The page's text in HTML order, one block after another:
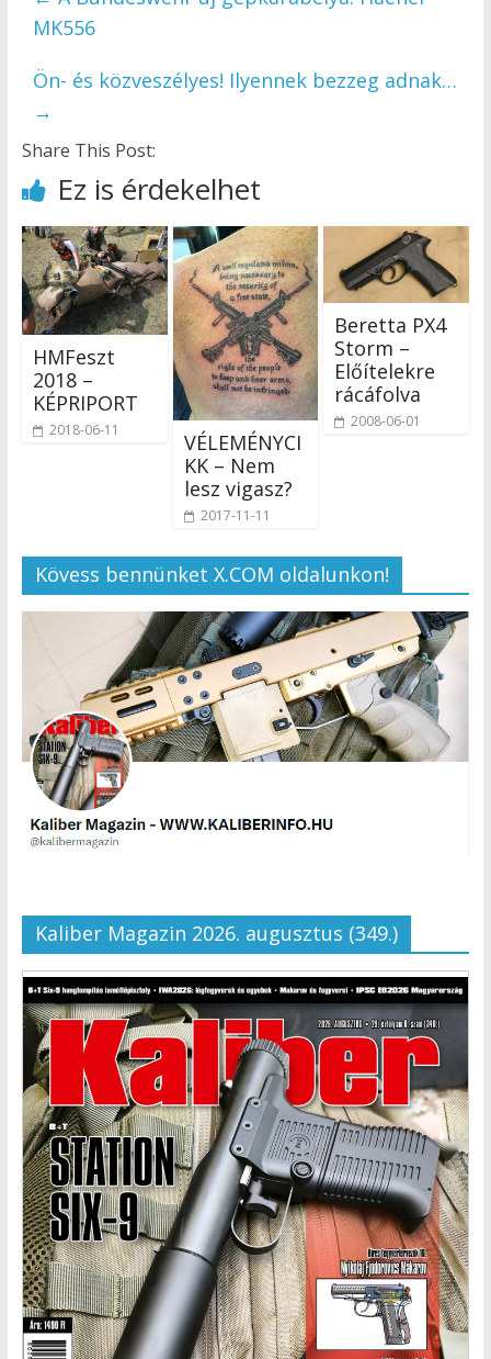
MK556
Ön- és közveszélyes! Ilyennek bezzeg adnak…
→
Share This Post:
Ez is érdekelhet
HMFeszt
2018 –
KÉPRIPORT
2018-06-11
VÉLEMÉNYCI
KK – Nem
lesz vigasz?
2017-11-11
Beretta PX4
Storm –
Előítelekre
rácáfolva
2008-06-01
Kövess bennünket X.COM oldalunkon!
Kaliber Magazin 2026. augusztus (349.)